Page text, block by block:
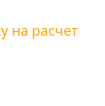
на расчет